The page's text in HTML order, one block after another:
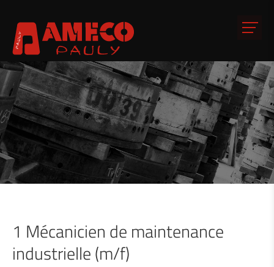
1 Mécanicien de maintenance
industrielle (m/f)